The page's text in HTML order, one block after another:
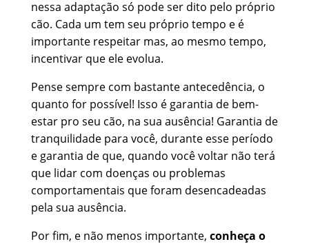
nessa adaptação só pode ser dito pelo próprio
cão. Cada um tem seu próprio tempo e é
importante respeitar mas, ao mesmo tempo,
incentivar que ele evolua.
Pense sempre com bastante antecedência, o
quanto for possível! Isso é garantia de bem-
estar pro seu cão, na sua ausência! Garantia de
tranquilidade para você, durante esse período
e garantia de que, quando você voltar não terá
que lidar com doenças ou problemas
comportamentais que foram desencadeadas
pela sua ausência.
Por fim, e não menos importante, conheça o